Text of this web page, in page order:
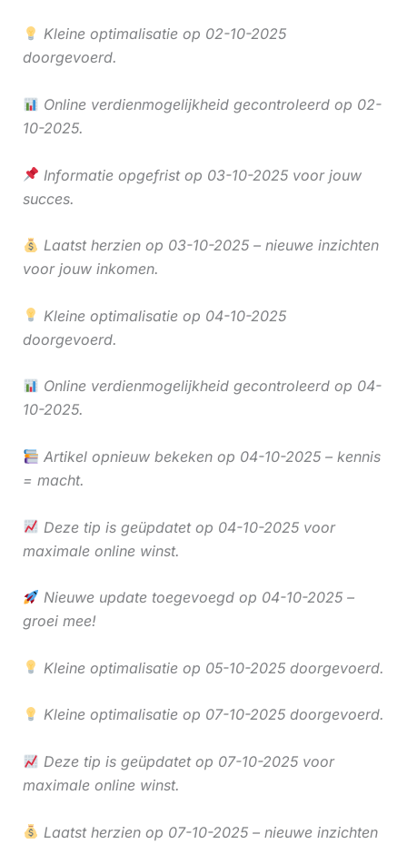
Kleine optimalisatie op 02-10-2025
doorgevoerd.
Online verdienmogelijkheid gecontroleerd op 02-
10-2025.
Informatie opgefrist op 03-10-2025 voor jouw
succes.
Laatst herzien op 03-10-2025 – nieuwe inzichten
voor jouw inkomen.
Kleine optimalisatie op 04-10-2025
doorgevoerd.
Online verdienmogelijkheid gecontroleerd op 04-
10-2025.
Artikel opnieuw bekeken op 04-10-2025 – kennis
= macht.
Deze tip is geüpdatet op 04-10-2025 voor
maximale online winst.
Nieuwe update toegevoegd op 04-10-2025 –
groei mee!
Kleine optimalisatie op 05-10-2025 doorgevoerd.
Kleine optimalisatie op 07-10-2025 doorgevoerd.
Deze tip is geüpdatet op 07-10-2025 voor
maximale online winst.
Laatst herzien op 07-10-2025 – nieuwe inzichten